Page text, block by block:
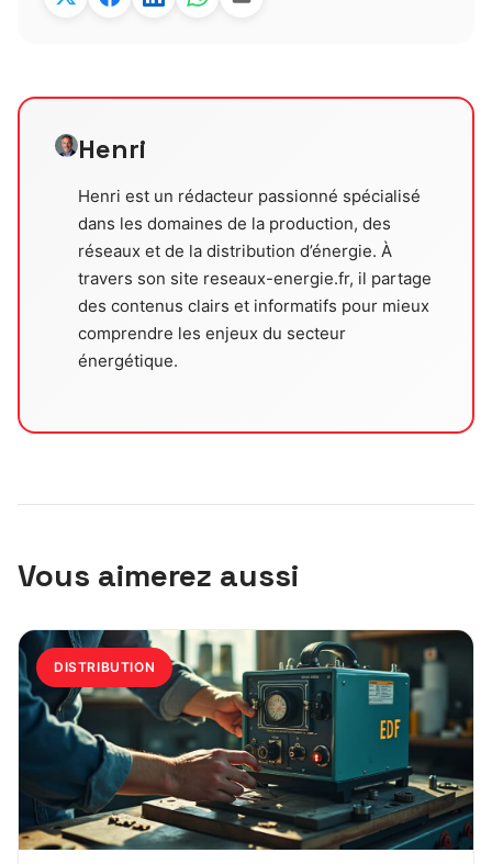
Henri
Henri est un rédacteur passionné spécialisé
dans les domaines de la production, des
réseaux et de la distribution d’énergie. À
travers son site reseaux-energie.fr, il partage
des contenus clairs et informatifs pour mieux
comprendre les enjeux du secteur
énergétique.
Vous aimerez aussi
DISTRIBUTION